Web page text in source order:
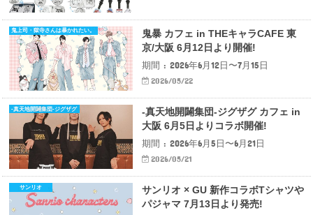
鬼上司・獄寺さんは暴かれたい。
鬼暴 カフェ in THEキャラCAFE 東
京/大阪 6月12日より開催!
期間 : 2026年6月12日〜7月15日
2026/05/22
-真天地開闢集団-ジグザグ
-真天地開闢集団-ジグザグ カフェ in
大阪 6月5日よりコラボ開催!
期間 : 2026年6月5日〜6月21日
2026/05/21
サンリオ
サンリオ × GU 新作コラボTシャツや
パジャマ 7月13日より発売!